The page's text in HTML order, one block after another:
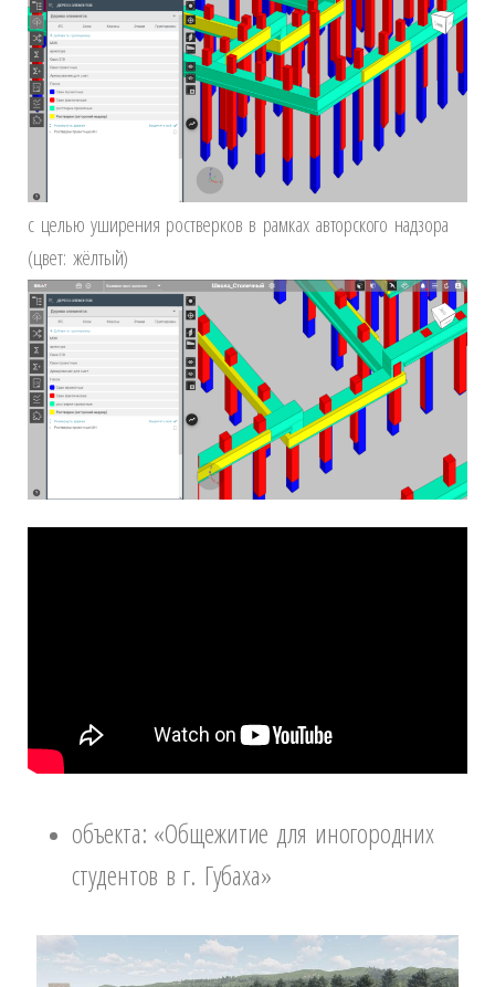
с целью уширения ростверков в рамках авторского надзора
(цвет: жёлтый)
объекта: «Общежитие для иногородних
студентов в г. Губаха»